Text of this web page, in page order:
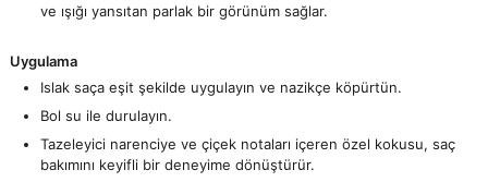
ve ışığı yansıtan parlak bir görünüm sağlar.
Uygulama
Islak saça eşit şekilde uygulayın ve nazikçe köpürtün.
Bol su ile durulayın.
Tazeleyici narenciye ve çiçek notaları içeren özel kokusu, saç
bakımını keyifli bir deneyime dönüştürür.